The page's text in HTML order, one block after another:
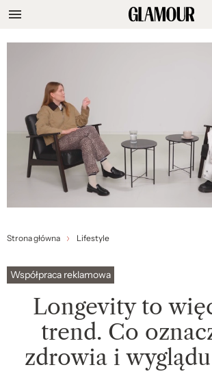
Strona główna Lifestyle
Współpraca reklamowa
Longevity to
trend. Co
zdrowia i